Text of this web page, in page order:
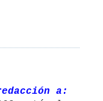
a: